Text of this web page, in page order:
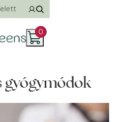
0
gyógymódok